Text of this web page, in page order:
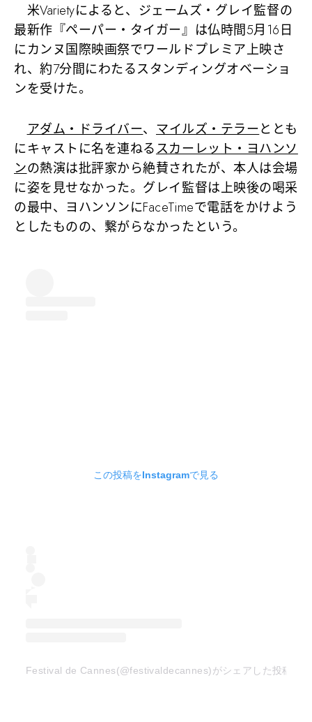
米Varietyによると、ジェームズ・グレイ監督の
最新作『ペーパー・タイガー』は仏時間5月16日
にカンヌ国際映画祭でワールドプレミア上映さ
れ、約7分間にわたるスタンディングオベーショ
ンを受けた。
アダム・ドライバー、 マイルズ・テラーととも
にキャストに名を連ねるスカーレット・ヨハンソ
ンの熱演は批評家から絶賛されたが、本人は会場
に姿を見せなかった。グレイ監督は上映後の喝采
の最中、ヨハンソンにFaceTimeで電話をかけよう
としたものの、繋がらなかったという。
この投稿をInstagramで見る
Festival de Cannes(@festivaldecannes)がシェアした投稿